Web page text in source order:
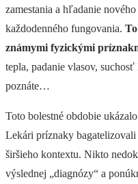
zamestania a hľadanie
každodenného fungovania.
známymi fyzickými
tepla, padanie vlasov,
poznáte…
Toto bolestné obdobie
Lekári príznaky
širšieho kontextu. Nikto
výslednej „diagnózy“ a